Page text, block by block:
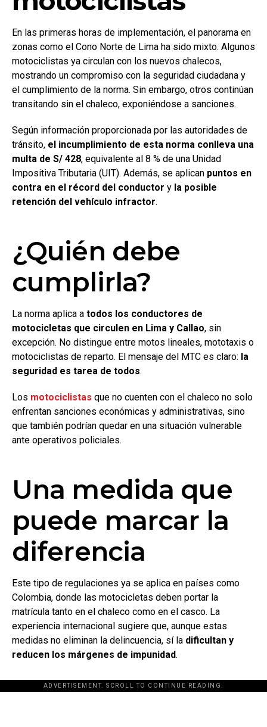
En las primeras horas de implementación, el panorama en
zonas como el Cono Norte de Lima ha sido mixto. Algunos
motociclistas ya circulan con los nuevos chalecos,
mostrando un compromiso con la seguridad ciudadana y
el cumplimiento de la norma. Sin embargo, otros continúan
transitando sin el chaleco, exponiéndose a sanciones.
Según información proporcionada por las autoridades de
tránsito, el incumplimiento de esta norma conlleva una
multa de S/ 428, equivalente al 8 % de una Unidad
Impositiva Tributaria (UIT). Además, se aplican puntos en
contra en el récord del conductor y la posible
retención del vehículo infractor.
¿Quién debe
cumplirla?
La norma aplica a todos los conductores de
motocicletas que circulen en Lima y Callao, sin
excepción. No distingue entre motos lineales, mototaxis o
motociclistas de reparto. El mensaje del MTC es claro: la
seguridad es tarea de todos.
Los motociclistas que no cuenten con el chaleco no solo
enfrentan sanciones económicas y administrativas, sino
que también podrían quedar en una situación vulnerable
ante operativos policiales.
Una medida que
puede marcar la
diferencia
Este tipo de regulaciones ya se aplica en países como
Colombia, donde las motocicletas deben portar la
matrícula tanto en el chaleco como en el casco. La
experiencia internacional sugiere que, aunque estas
medidas no eliminan la delincuencia, sí la dificultan y
reducen los márgenes de impunidad.
ADVERTISEMENT. SCROLL TO CONTINUE READING.